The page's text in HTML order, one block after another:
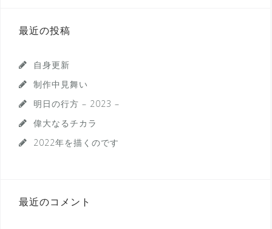
最近の投稿
自身更新
制作中見舞い
明日の行方 – 2023 –
偉大なるチカラ
2022年を描くのです
最近のコメント